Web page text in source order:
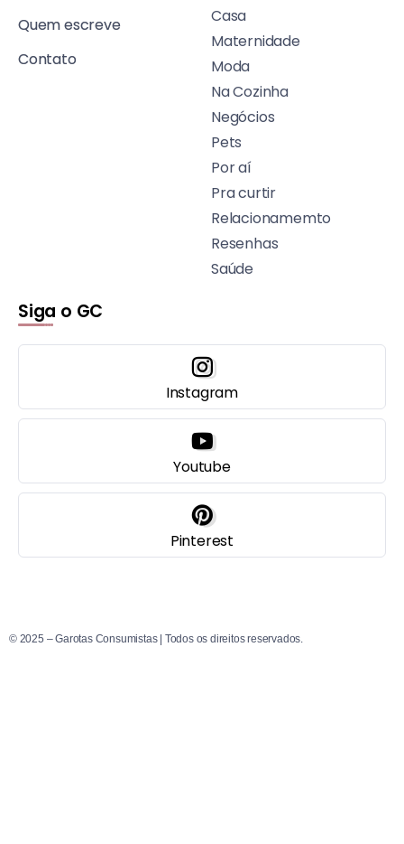
Quem escreve
Contato
Casa
Maternidade
Moda
Na Cozinha
Negócios
Pets
Por aí
Pra curtir
Relacionamemto
Resenhas
Saúde
Siga o GC
Instagram
Youtube
Pinterest
© 2025 – Garotas Consumistas | Todos os direitos reservados.